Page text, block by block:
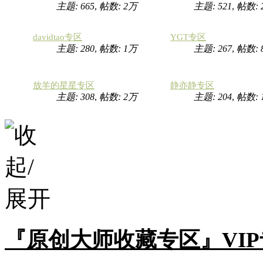
主题: 665, 帖数: 2万 主题: 521, 帖数:
davidtao专区
主题: 280, 帖数: 1万
YGT专区
主题: 267, 帖数:
放羊的星星专区
主题: 308, 帖数: 2万
静亦静专区
主题: 204, 帖数:
『原创大师收藏专区』